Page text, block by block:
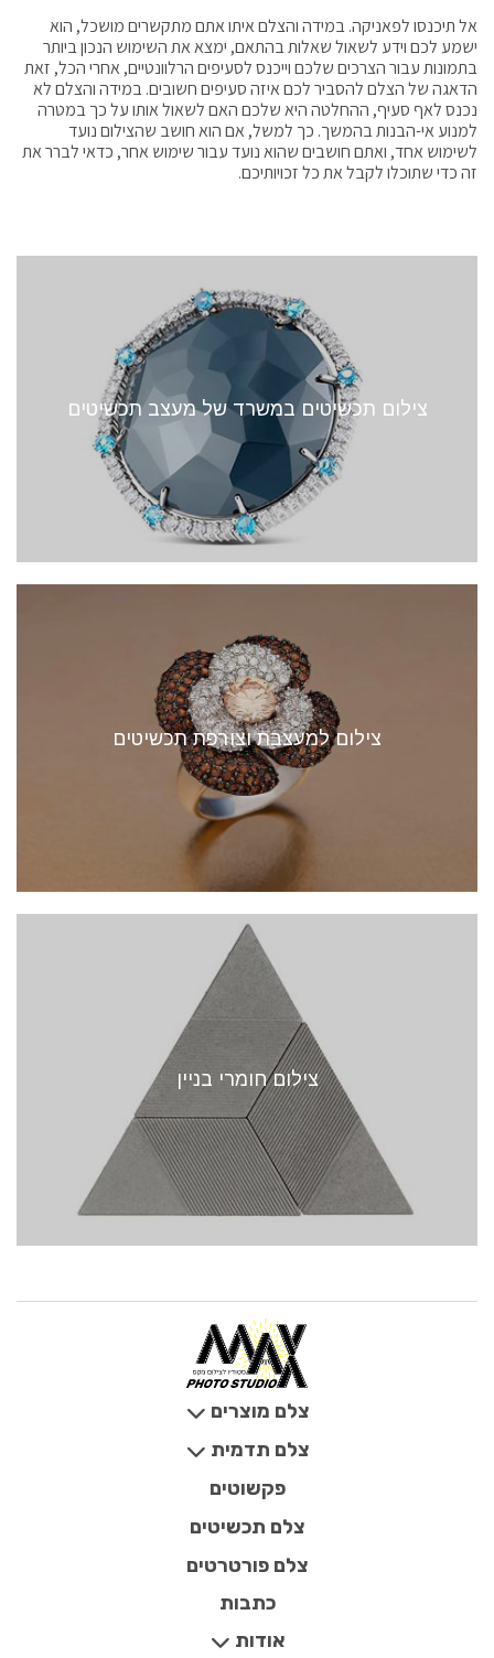
אל תיכנסו לפאניקה. במידה והצלם איתו אתם מתקשרים מושכל, הוא
ישמע לכם וידע לשאול שאלות בהתאם, ימצא את השימוש הנכון ביותר
בתמונות עבור הצרכים שלכם וייכנס לסעיפים הרלוונטיים, אחרי הכל, זאת
הדאגה של הצלם להסביר לכם איזה סעיפים חשובים. במידה והצלם לא
נכנס לאף סעיף, ההחלטה היא שלכם האם לשאול אותו על כך במטרה
למנוע אי-הבנות בהמשך. כך למשל, אם הוא חושב שהצילום נועד
לשימוש אחד, ואתם חושבים שהוא נועד עבור שימוש אחר, כדאי לברר את
זה כדי שתוכלו לקבל את כל זכויותיכם.
צילום תכשיטים במשרד של מעצב תכשיטים
צילום למעצבת וצורפת תכשיטים
צילום חומרי בניין
צלם מוצרים
צלם תדמית
פקשוטים
צלם תכשיטים
צלם פורטרטים
כתבות
אודות